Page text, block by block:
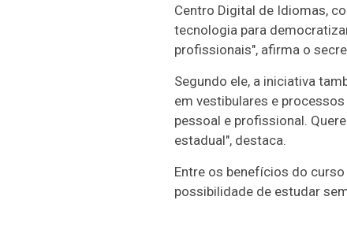
Centro Digital de Idiomas,
tecnologia para
profissionais", afirma o
Segundo ele, a iniciativa
em vestibulares e
pessoal e profissional.
estadual", destaca.
Entre os benefícios do
possibilidade de estudar